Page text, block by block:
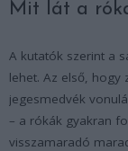
Mit lát a
A kutatók szerint a
lehet. Az első, hogy
jegesmedvék
– a rókák gyakran
visszamaradó